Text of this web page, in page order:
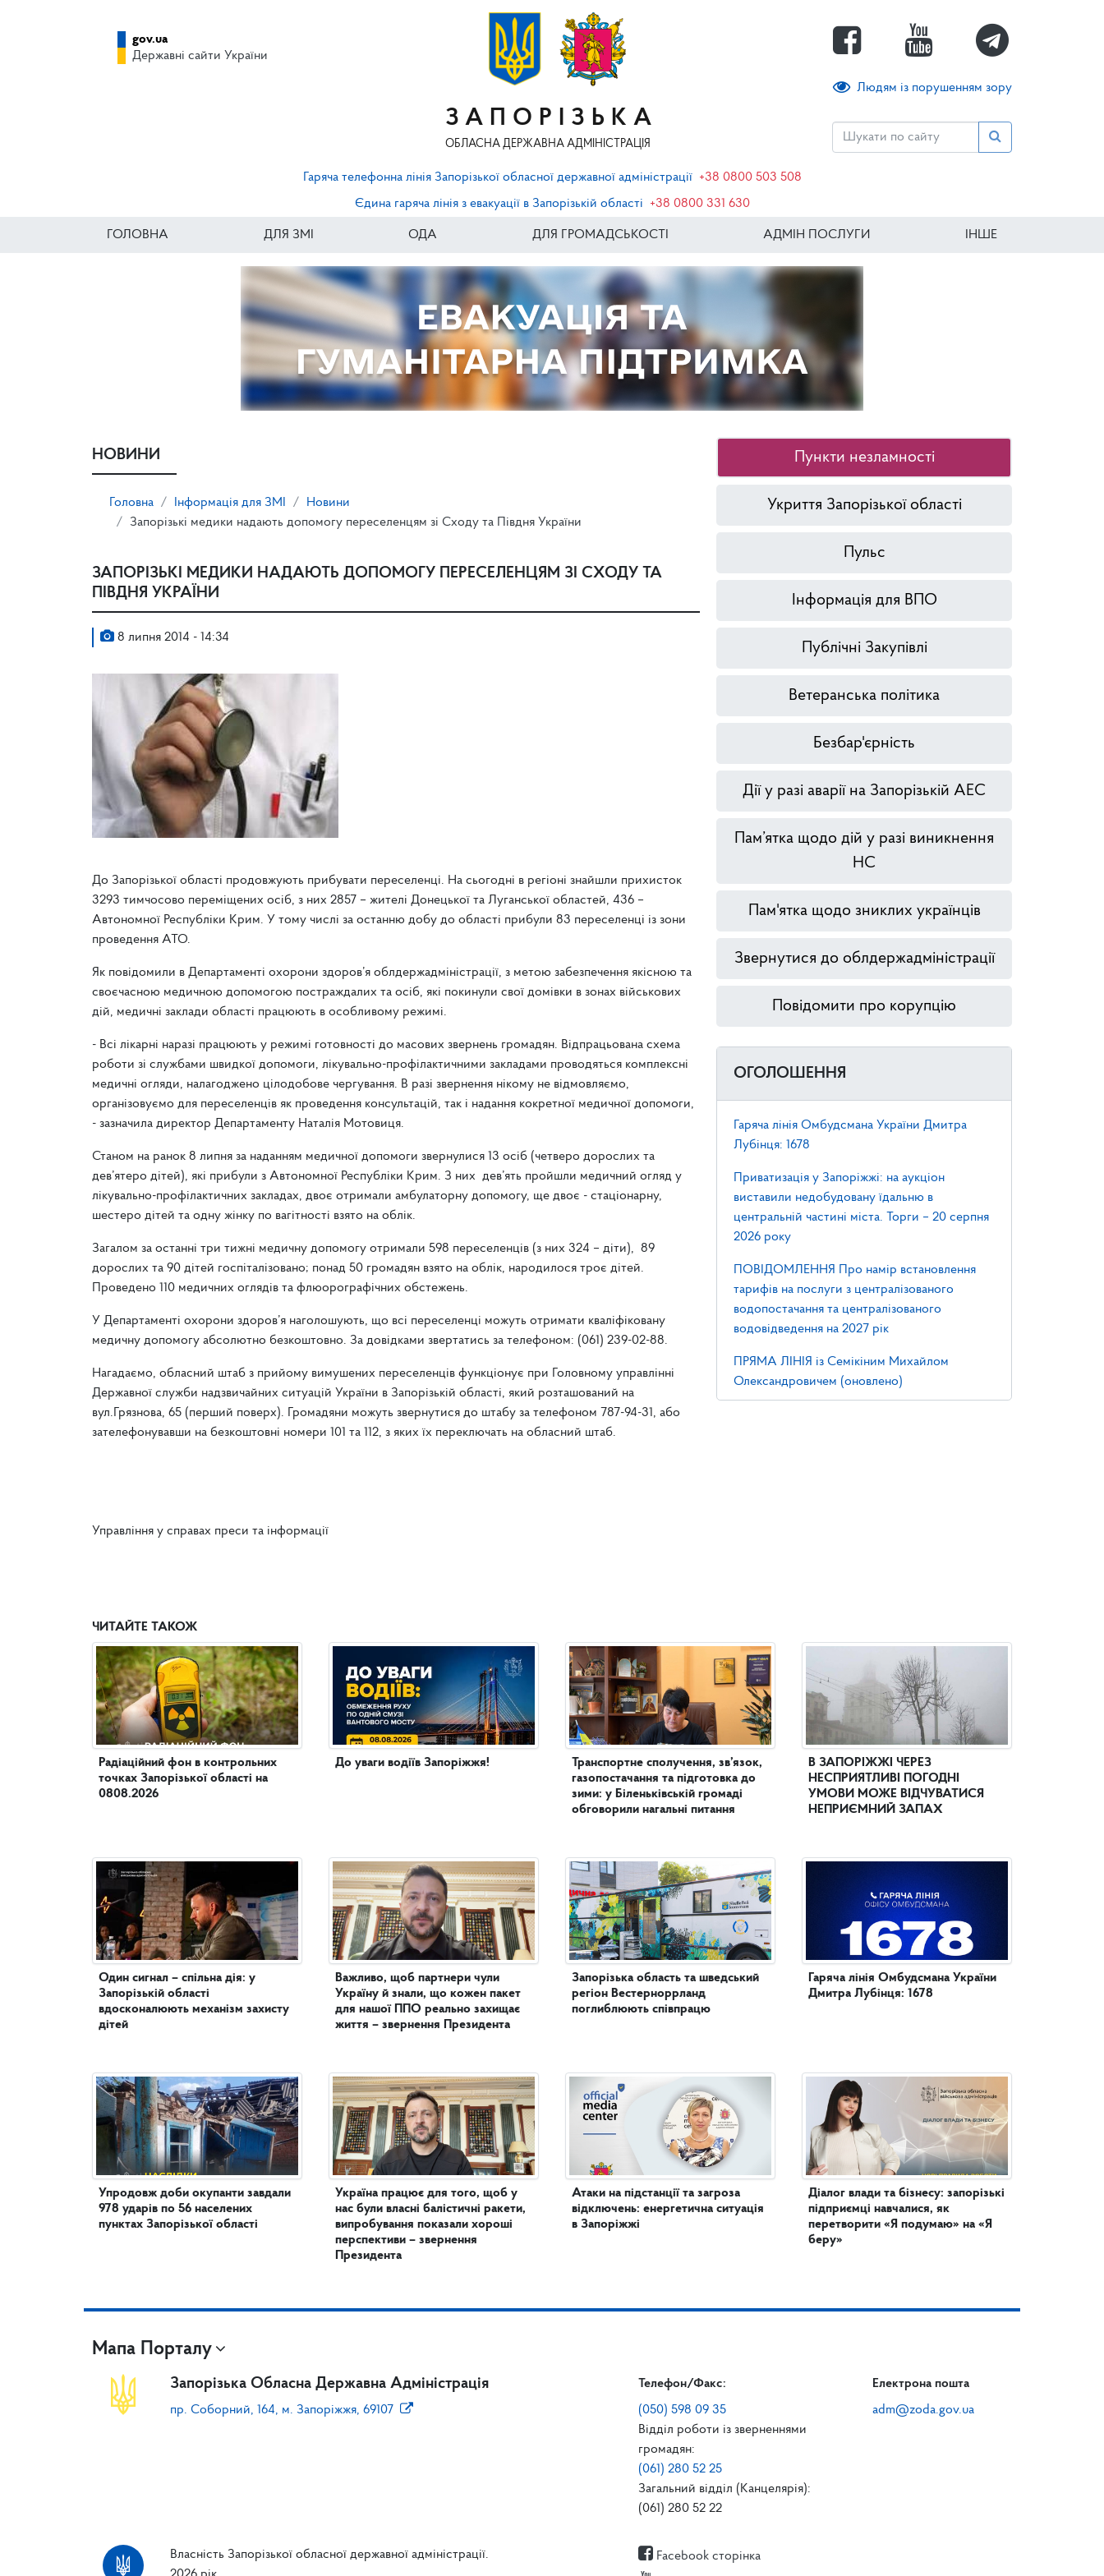
ЗАПОРІЗЬКА
ОБЛАСНА ДЕРЖАВНА АДМІНІСТРАЦІЯ
Людям із порушенням зору
gov.ua
Державні сайти України
Гаряча телефонна лінія Запорізької обласної державної адміністрації +38 0800 503 508
Єдина гаряча лінія з евакуації в Запорізькій області
+38 0800 331 630
ГОЛОВНА ДЛЯ ЗМІ ОДА ДЛЯ ГРОМАДСЬКОСТІ АДМІН ПОСЛУГИ ІНШЕ
НОВИНИ
Головна Інформація для ЗМІ
Новини
Запорізькі медики надають допомогу переселенцям зі Сходу та Півдня України
ЗАПОРІЗЬКІ МЕДИКИ НАДАЮТЬ ДОПОМОГУ ПЕРЕСЕЛЕНЦЯМ ЗІ СХОДУ ТА
ПІВДНЯ УКРАЇНИ
8 липня 2014 - 14:34
До Запорізької області продовжують прибувати переселенці. На сьогодні в регіоні знайшли прихисток
3293 тимчосово переміщених осіб, з них 2857 – жителі Донецької та Луганської областей, 436 –
Автономної Республіки Крим. У тому числі за останню добу до області прибули 83 переселенці із зони
проведення АТО.
Як повідомили в Департаменті охорони здоров’я облдержадміністрації, з метою забезпечення якісною та
своєчасною медичною допомогою постраждалих та осіб, які покинули свої домівки в зонах військових
дій, медичні заклади області працюють в особливому режимі.
- Всі лікарні наразі працюють у режимі готовності до масових звернень громадян. Відпрацьована схема
роботи зі службами швидкої допомоги, лікувально-профілактичними закладами проводяться комплексні
медичні огляди, налагоджено цілодобове чергування. В разі звернення нікому не відмовляємо,
організовуємо для переселенців як проведення консультацій, так і надання кокретної медичної допомоги,
- зазначила директор Департаменту Наталія Мотовиця.
Станом на ранок 8 липня за наданням медичної допомоги звернулися 13 осіб (четверо дорослих та
дев’ятеро дітей), які прибули з Автономної Республіки Крим. З них дев’ять пройшли медичний огляд у
лікувально-профілактичних закладах, двоє отримали амбулаторну допомогу, ще двоє - стаціонарну,
шестеро дітей та одну жінку по вагітності взято на облік.
Загалом за останні три тижні медичну допомогу отримали 598 переселенців (з них 324 – діти), 89
дорослих та 90 дітей госпіталізовано; понад 50 громадян взято на облік, народилося троє дітей.
Проведено 110 медичних оглядів та флюорографічних обстежень.
У Департаменті охорони здоров’я наголошують, що всі переселенці можуть отримати кваліфіковану
медичну допомогу абсолютно безкоштовно. За довідками звертатись за телефоном: (061) 239-02-88.
Нагадаємо, обласний штаб з прийому вимушених переселенців функціонує при Головному управлінні
Державної служби надзвичайних ситуацій України в Запорізькій області, який розташований на
вул.Грязнова, 65 (перший поверх). Громадяни можуть звернутися до штабу за телефоном 787-94-31, або
зателефонувавши на безкоштовні номери 101 та 112, з яких їх переключать на обласний штаб.
Управління у справах преси та інформації
Пункти незламності
Укриття Запорізької області
Пульс
Інформація для ВПО
Публічні Закупівлі
Ветеранська політика
Безбар'єрність
Дії у разі аварії на Запорізькій АЕС
Пам’ятка щодо дій у разі виникнення
НС
Пам'ятка щодо зниклих українців
Звернутися до облдержадміністрації
Повідомити про корупцію
ОГОЛОШЕННЯ
Гаряча лінія Омбудсмана України Дмитра
Лубінця: 1678
Приватизація у Запоріжжі: на аукціон
виставили недобудовану їдальню в
центральній частині міста. Торги – 20 серпня
2026 року
ПОВІДОМЛЕННЯ Про намір встановлення
тарифів на послуги з централізованого
водопостачання та централізованого
водовідведення на 2027 рік
ПРЯМА ЛІНІЯ із Семікіним Михайлом
Олександровичем (оновлено)
ЧИТАЙТЕ ТАКОЖ
Радіаційний фон в контрольних
точках Запорізької області на
0808.2026
Один сигнал – спільна дія: у
Запорізькій області
вдосконалюють механізм захисту
дітей
Упродовж доби окупанти завдали
978 ударів по 56 населених
пунктах Запорізької області
До уваги водіїв Запоріжжя!
Важливо, щоб партнери чули
Україну й знали, що кожен пакет
для нашої ППО реально захищає
життя – звернення Президента
Україна працює для того, щоб у
нас були власні балістичні ракети,
випробування показали хороші
перспективи – звернення
Президента
Транспортне сполучення, зв’язок,
газопостачання та підготовка до
зими: у Біленьківській громаді
обговорили нагальні питання
Запорізька область та шведський
регіон Вестерноррланд
поглиблюють співпрацю
Атаки на підстанції та загроза
відключень: енергетична ситуація
в Запоріжжі
В ЗАПОРІЖЖІ ЧЕРЕЗ
НЕСПРИЯТЛИВІ ПОГОДНІ
УМОВИ МОЖЕ ВІДЧУВАТИСЯ
НЕПРИЄМНИЙ ЗАПАХ
Гаряча лінія Омбудсмана України
Дмитра Лубінця: 1678
Діалог влади та бізнесу: запорізькі
підприємці навчалися, як
перетворити «Я подумаю» на «Я
беру»
Мапа Порталу
Запорізька Обласна Державна Адміністрація
пр. Соборний, 164, м. Запоріжжя, 69107
Телефон/Факс:
(050) 598 09 35
Відділ роботи із зверненнями
громадян:
(061) 280 52 25
Загальний відділ (Канцелярія):
(061) 280 52 22
Електрона пошта
adm@zoda.gov.ua
Власність Запорізької обласної державної адміністрації.
Facebook сторінка